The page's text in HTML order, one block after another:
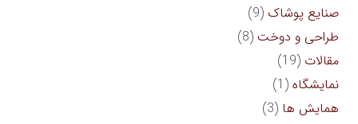
صنایع پوشاک (9)
طراحی و دوخت (8)
مقالات (19)
نمایشگاه (1)
همایش ها (3)